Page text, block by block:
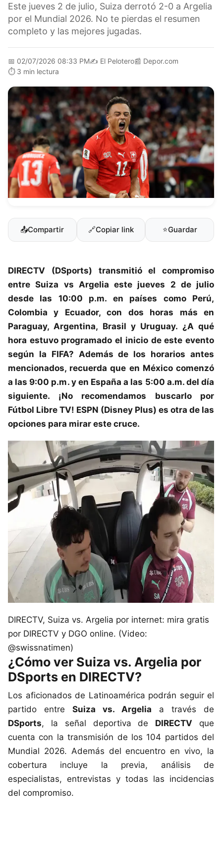
Este jueves 2 de julio, Suiza derrotó 2-0 a Argelia
por el Mundial 2026. No te pierdas el resumen
completo y las mejores jugadas.
📅 02/07/2026 08:33 PM✍️ El Pelotero📰 Depor.com
⏱️ 3 min lectura
📤Compartir 🔗Copiar link ⭐Guardar
DIRECTV (DSports) transmitió el compromiso
entreSuiza vs Argelia este jueves 2 de julio
desde las 10:00 p.m. en países como Perú,
Colombia y Ecuador, con dos horas más en
Paraguay, Argentina, Brasil y Uruguay. ¿A qué
hora estuvo programado el inicio de este evento
según la FIFA? Además de los horarios antes
mencionados, recuerda que en México comenzó
a las 9:00 p.m. y en España a las 5:00 a.m. del día
siguiente. ¡No recomendamos buscarlo por
Fútbol Libre TV! ESPN (Disney Plus) es otra de las
opciones para mirar este cruce.
DIRECTV, Suiza vs. Argelia por internet: mira gratis
por DIRECTV y DGO online. (Video:
@swissnatimen)
¿Cómo ver Suiza vs. Argelia por
DSports en DIRECTV?
Los aficionados de Latinoamérica podrán seguir el
partido entre Suiza vs. Argelia a través de
DSports, la señal deportiva de DIRECTV que
cuenta con la transmisión de los 104 partidos del
Mundial 2026. Además del encuentro en vivo, la
cobertura incluye la previa, análisis de
especialistas, entrevistas y todas las incidencias
del compromiso.